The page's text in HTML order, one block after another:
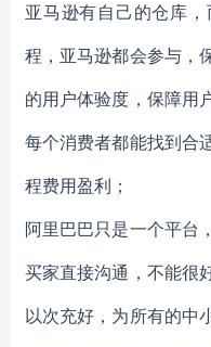
亚马逊有自己的仓库
程，亚马逊都会参与，
的用户体验度，保障用
每个消费者都能找到合
程费用盈利；
阿里巴巴只是一个平台
买家直接沟通，不能很
以次充好，为所有的中